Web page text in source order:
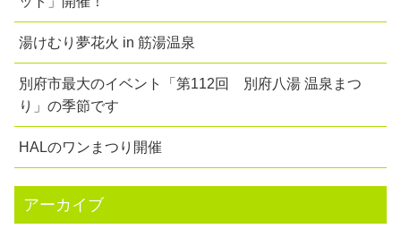
湯けむり夢花火 in 筋湯温泉
別府市最大のイベント「第112回 別府八湯 温泉まつ
り」の季節です
HALのワンまつり開催
アーカイブ